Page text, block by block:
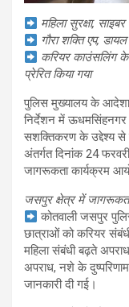
महिला सुरक्षा,
गौरा शक्ति एप,
करियर काउंसलिंग
प्रेरित किया गया
पुलिस मुख्यालय के
निर्देशन में ऊधमसिंहनगर
सशक्तिकरण के उद्देश्य से
अंतर्गत दिनांक 24
जागरूकता कार्यक्रम
जसपुर क्षेत्र में
कोतवाली जसपुर
छात्राओं को करियर
महिला संबंधी बढ़ते
अपराध, नशे के
जानकारी दी गई।